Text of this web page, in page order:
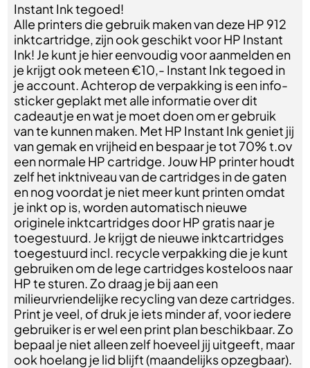
Instant Ink tegoed!
Alle printers die gebruik maken van deze HP 912
inktcartridge, zijn ook geschikt voor HP Instant
Ink! Je kunt je hier eenvoudig voor aanmelden en
je krijgt ook meteen €10,- Instant Ink tegoed in
je account. Achterop de verpakking is een info-
sticker geplakt met alle informatie over dit
cadeautje en wat je moet doen om er gebruik
van te kunnen maken. Met HP Instant Ink geniet jij
van gemak en vrijheid en bespaar je tot 70% t.ov
een normale HP cartridge. Jouw HP printer houdt
zelf het inktniveau van de cartridges in de gaten
en nog voordat je niet meer kunt printen omdat
je inkt op is, worden automatisch nieuwe
originele inktcartridges door HP gratis naar je
toegestuurd. Je krijgt de nieuwe inktcartridges
toegestuurd incl. recycle verpakking die je kunt
gebruiken om de lege cartridges kosteloos naar
HP te sturen. Zo draag je bij aan een
milieurvriendelijke recycling van deze cartridges.
Print je veel, of druk je iets minder af, voor iedere
gebruiker is er wel een print plan beschikbaar. Zo
bepaal je niet alleen zelf hoeveel jij uitgeeft, maar
ook hoelang je lid blijft (maandelijks opzegbaar).